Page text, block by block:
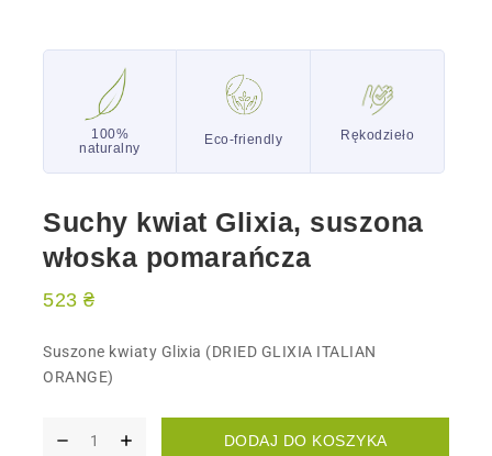
100%
naturalny
Eco-friendly Rękodzieło
Suchy kwiat Glixia, suszona
włoska pomarańcza
523 ₴
Suszone kwiaty Glixia (DRIED GLIXIA ITALIAN
ORANGE)
DODAJ DO KOSZYKA